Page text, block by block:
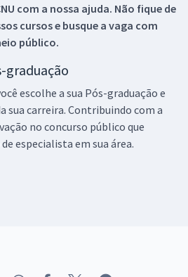
com a nossa ajuda. Não fique de
cursos e busque a vaga com
público.
graduação
escolhe a sua Pós-graduação e
sua carreira. Contribuindo com a
no concurso público que
especialista em sua área.